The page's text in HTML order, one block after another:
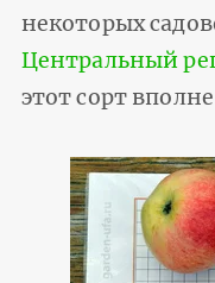
некоторых
Центральный
этот сорт